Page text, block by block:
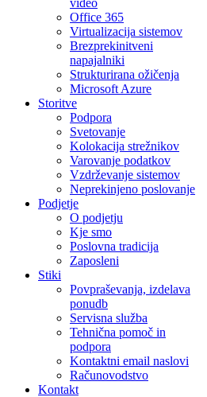
video
Office 365
Virtualizacija sistemov
Brezprekinitveni
napajalniki
Strukturirana ožičenja
Microsoft Azure
Storitve
Podpora
Svetovanje
Kolokacija strežnikov
Varovanje podatkov
Vzdrževanje sistemov
Neprekinjeno poslovanje
Podjetje
O podjetju
Kje smo
Poslovna tradicija
Zaposleni
Stiki
Povpraševanja, izdelava
ponudb
Servisna služba
Tehnična pomoč in
podpora
Kontaktni email naslovi
Računovodstvo
Kontakt